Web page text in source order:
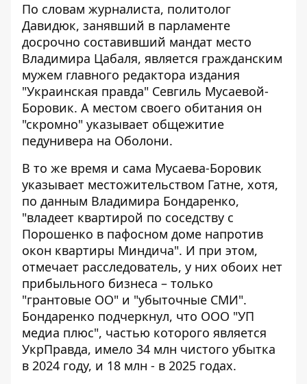
По словам журналиста, политолог
Давидюк, занявший в парламенте
досрочно составивший мандат место
Владимира Цабаля, является гражданским
мужем главного редактора издания
"Украинская правда" Севгиль Мусаевой-
Боровик. А местом своего обитания он
"скромно" указывает общежитие
педунивера на Оболони.
В то же время и сама Мусаева-Боровик
указывает местожительством Гатне, хотя,
по данным Владимира Бондаренко,
"владеет квартирой по соседству с
Порошенко в пафосном доме напротив
окон квартиры Миндича". И при этом,
отмечает расследователь, у них обоих нет
прибыльного бизнеса – только
"грантовые ОО" и "убыточные СМИ".
Бондаренко подчеркнул, что ООО "УП
медиа плюс", частью которого является
УкрПравда, имело 34 млн чистого убытка
в 2024 году, и 18 млн - в 2025 годах.